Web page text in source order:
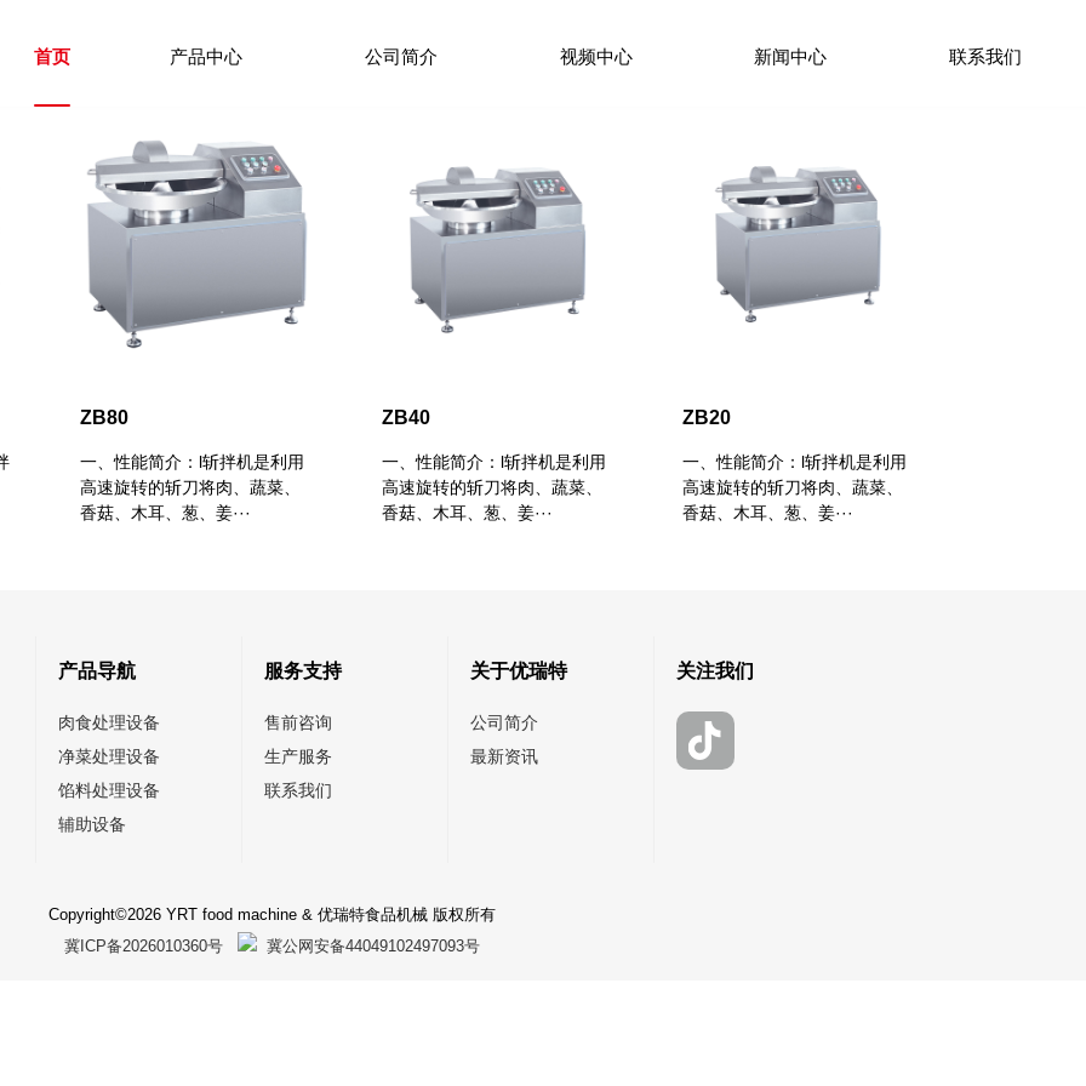
首页 产品中心 公司简介 视频中心 新闻中心 联系我们
ZB80
一、性能简介：l斩拌机是利用
高速旋转的斩刀将肉、蔬菜、
香菇、木耳、葱、姜···
ZB40
一、性能简介：l斩拌机是利用
高速旋转的斩刀将肉、蔬菜、
香菇、木耳、葱、姜···
ZB20
一、性能简介：l斩拌机是利用
高速旋转的斩刀将肉、蔬菜、
香菇、木耳、葱、姜···
产品导航
肉食处理设备
净菜处理设备
馅料处理设备
辅助设备
服务支持
售前咨询
生产服务
联系我们
关于优瑞特
公司简介
最新资讯
关注我们
Copyright©2026 YRT food machine & 优瑞特食品机械 版权所有
冀ICP备2026010360号
冀公网安备44049102497093号